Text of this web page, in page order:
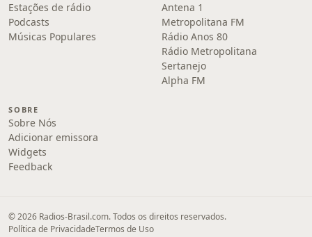
Estações de rádio
Podcasts
Músicas Populares
Antena 1
Metropolitana FM
Rádio Anos 80
Rádio Metropolitana
Sertanejo
Alpha FM
SOBRE
Sobre Nós
Adicionar emissora
Widgets
Feedback
© 2026 Radios-Brasil.com. Todos os direitos reservados.
Política de PrivacidadeTermos de Uso